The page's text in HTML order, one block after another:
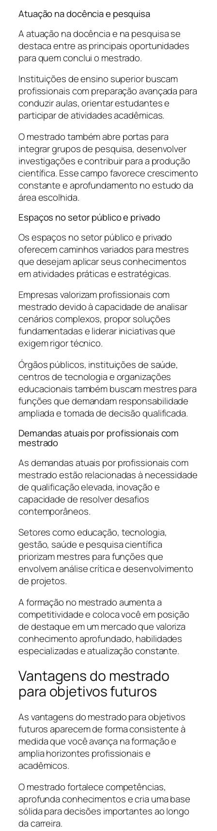
Atuação na docência e pesquisa
A atuação na docência e na pesquisa se
destaca entre as principais oportunidades
para quem conclui o mestrado.
Instituições de ensino superior buscam
profissionais com preparação avançada para
conduzir aulas, orientar estudantes e
participar de atividades acadêmicas.
O mestrado também abre portas para
integrar grupos de pesquisa, desenvolver
investigações e contribuir para a produção
científica. Esse campo favorece crescimento
constante e aprofundamento no estudo da
área escolhida.
Espaços no setor público e privado
Os espaços no setor público e privado
oferecem caminhos variados para mestres
que desejam aplicar seus conhecimentos
em atividades práticas e estratégicas.
Empresas valorizam profissionais com
mestrado devido à capacidade de analisar
cenários complexos, propor soluções
fundamentadas e liderar iniciativas que
exigem rigor técnico.
Órgãos públicos, instituições de saúde,
centros de tecnologia e organizações
educacionais também buscam mestres para
funções que demandam responsabilidade
ampliada e tomada de decisão qualificada.
Demandas atuais por profissionais com
mestrado
As demandas atuais por profissionais com
mestrado estão relacionadas à necessidade
de qualificação elevada, inovação e
capacidade de resolver desafios
contemporâneos.
Setores como educação, tecnologia,
gestão, saúde e pesquisa científica
priorizam mestres para funções que
envolvem análise crítica e desenvolvimento
de projetos.
A formação no mestrado aumenta a
competitividade e coloca você em posição
de destaque em um mercado que valoriza
conhecimento aprofundado, habilidades
especializadas e atualização constante.
Vantagens do mestrado
para objetivos futuros
As vantagens do mestrado para objetivos
futuros aparecem de forma consistente à
medida que você avança na formação e
amplia horizontes profissionais e
acadêmicos.
O mestrado fortalece competências,
aprofunda conhecimentos e cria uma base
sólida para decisões importantes ao longo
da carreira.